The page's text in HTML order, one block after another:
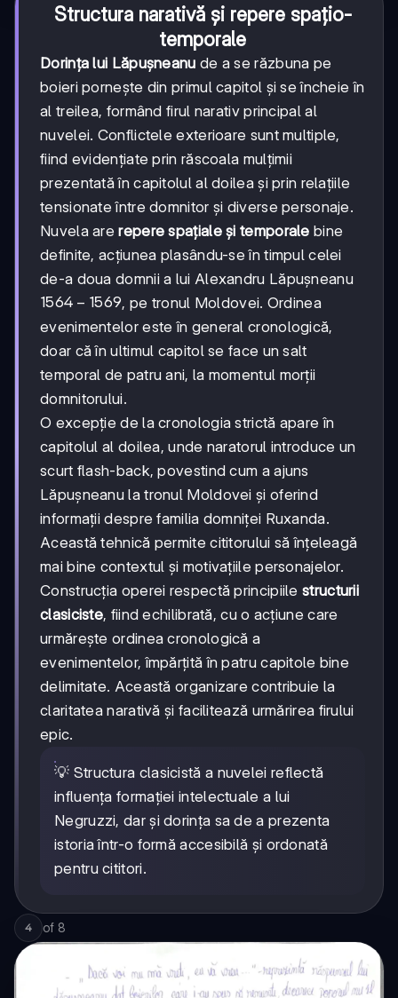
Structura narativă și repere spațio-
temporale
Dorința lui Lăpușneanu de a se răzbuna pe
boieri pornește din primul capitol și se încheie în
al treilea, formând firul narativ principal al
nuvelei. Conflictele exterioare sunt multiple,
fiind evidențiate prin răscoala mulțimii
prezentată în capitolul al doilea și prin relațiile
tensionate între domnitor și diverse personaje.
Nuvela arerepere spațiale și temporale bine
definite, acțiunea plasându-se în timpul celei
de-a doua domnii a lui Alexandru Lăpușneanu
1564-
1569
1564 − 1569, pe tronul Moldovei. Ordinea
evenimentelor este în general cronologică,
doar că în ultimul capitol se face un salt
temporal de patru ani, la momentul morții
domnitorului.
O excepție de la cronologia strictă apare în
capitolul al doilea, unde naratorul introduce un
scurt flash-back, povestind cum a ajuns
Lăpușneanu la tronul Moldovei și oferind
informații despre familia domniței Ruxanda.
Această tehnică permite cititorului să înțeleagă
mai bine contextul și motivațiile personajelor.
Construcția operei respectă principiile structurii
clasiciste, fiind echilibrată, cu o acțiune care
urmărește ordinea cronologică a
evenimentelor, împărțită în patru capitole bine
delimitate. Această organizare contribuie la
claritatea narativă și facilitează urmărirea firului
epic.
💡 Structura clasicistă a nuvelei reflectă
influența formației intelectuale a lui
Negruzzi, dar și dorința sa de a prezenta
istoria într-o formă accesibilă și ordonată
pentru cititori.
4 of 8